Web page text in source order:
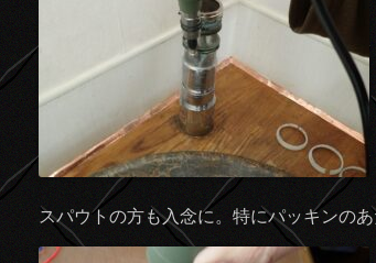
スパウトの方も入念に。特にパッキンのあ